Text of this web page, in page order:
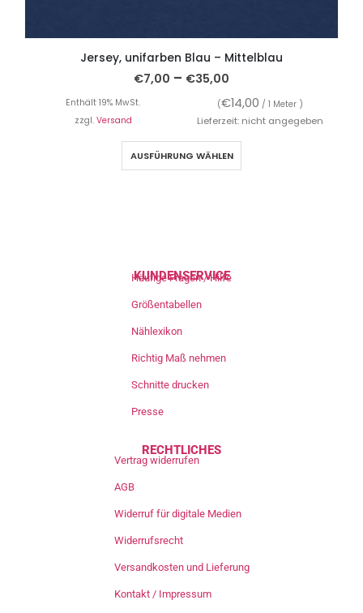
Jersey, unifarben Blau – Mittelblau
€7,00 – €35,00
Enthält 19% MwSt. (€14,00 / 1 Meter )
zzgl. Versand Lieferzeit: nicht angegeben
AUSFÜHRUNG WÄHLEN
KUNDENSERVICE
Häufige Fragen / Hilfe
Größentabellen
Nählexikon
Richtig Maß nehmen
Schnitte drucken
Presse
RECHTLICHES
Vertrag widerrufen
AGB
Widerruf für digitale Medien
Widerrufsrecht
Versandkosten und Lieferung
Kontakt / Impressum